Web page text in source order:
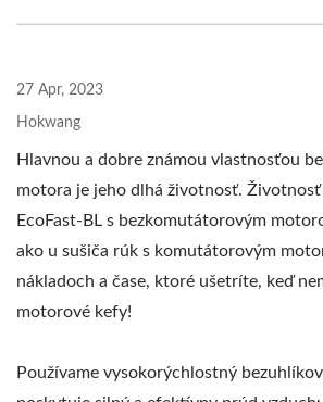
27 Apr, 2023
Hokwang
Hlavnou a dobre známou vlastnosťou
motora je jeho dlhá životnosť. Životnosť
EcoFast-BL s bezkomutátorovým
ako u sušiča rúk s komutátorovým
nákladoch a čase, ktoré ušetríte, keď
motorové kefy!
Používame vysokorýchlostný